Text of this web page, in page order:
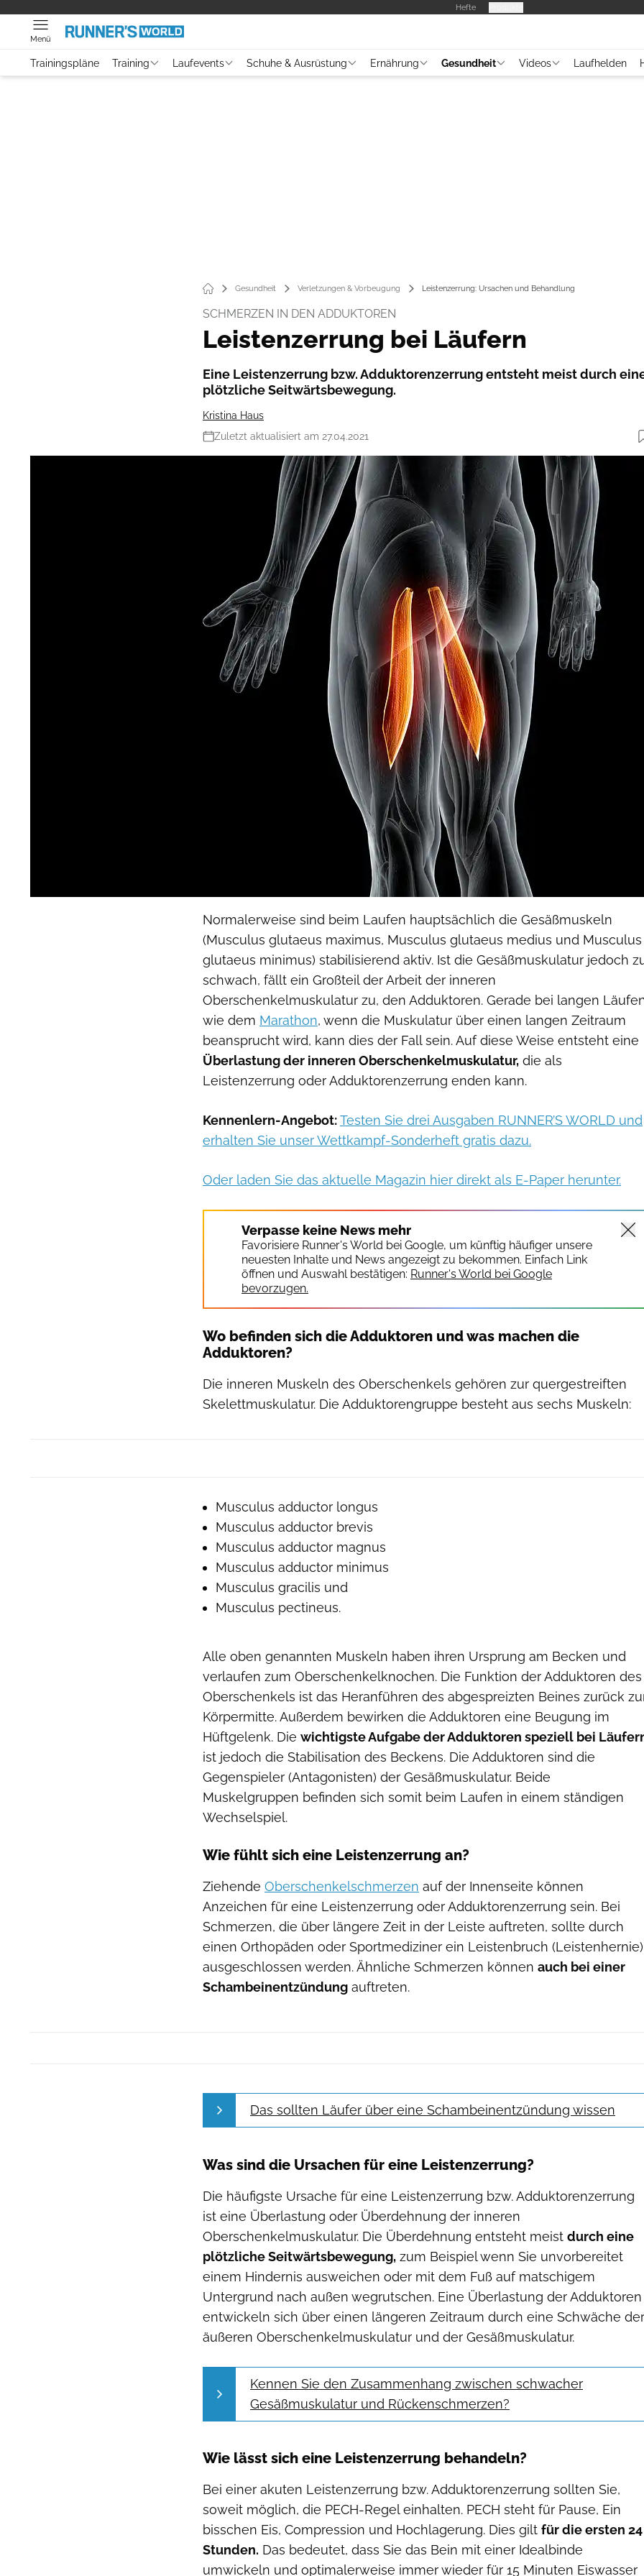
Hefte
Menü
Trainingspläne Training Laufevents Schuhe & Ausrüstung Ernährung Gesundheit Videos Laufhelden
Gesundheit Verletzungen & Vorbeugung Leistenzerrung: Ursachen und Behandlung
SCHMERZEN IN DEN ADDUKTOREN
Leistenzerrung bei Läufern
Eine Leistenzerrung bzw. Adduktorenzerrung entsteht meist durch
plötzliche Seitwärtsbewegung.
Kristina Haus
Zuletzt aktualisiert am 27.04.2021
Normalerweise sind beim Laufen hauptsächlich die Gesäßmuskeln
(Musculus glutaeus maximus, Musculus glutaeus medius und Musculus
glutaeus minimus) stabilisierend aktiv. Ist die Gesäßmuskulatur jedoch
schwach, fällt ein Großteil der Arbeit der inneren
Oberschenkelmuskulatur zu, den Adduktoren. Gerade bei langen
wie dem Marathon, wenn die Muskulatur über einen langen Zeitraum
beansprucht wird, kann dies der Fall sein. Auf diese Weise entsteht eine
Überlastung der inneren Oberschenkelmuskulatur, die als
Leistenzerrung oder Adduktorenzerrung enden kann.
Kennenlern-Angebot:Testen Sie drei Ausgaben RUNNER’S WORLD und
erhalten Sie unser Wettkampf-Sonderheft gratis dazu.
Oder laden Sie das aktuelle Magazin hier direkt als E-Paper herunter.
Verpasse keine News mehr
Favorisiere Runner's World bei Google, um künftig häufiger unsere
neuesten Inhalte und News angezeigt zu bekommen. Einfach Link
öffnen und Auswahl bestätigen: Runner's World bei Google
bevorzugen.
Wo befinden sich die Adduktoren und was machen die
Adduktoren?
Die inneren Muskeln des Oberschenkels gehören zur quergestreiften
Skelettmuskulatur. Die Adduktorengruppe besteht aus sechs Muskeln:
Musculus adductor longus
Musculus adductor brevis
Musculus adductor magnus
Musculus adductor minimus
Musculus gracilis und
Musculus pectineus.
Alle oben genannten Muskeln haben ihren Ursprung am Becken und
verlaufen zum Oberschenkelknochen. Die Funktion der Adduktoren des
Oberschenkels ist das Heranführen des abgespreizten Beines zurück
Körpermitte. Außerdem bewirken die Adduktoren eine Beugung im
Hüftgelenk. Die wichtigste Aufgabe der Adduktoren speziell bei
ist jedoch die Stabilisation des Beckens. Die Adduktoren sind die
Gegenspieler (Antagonisten) der Gesäßmuskulatur. Beide
Muskelgruppen befinden sich somit beim Laufen in einem ständigen
Wechselspiel.
Wie fühlt sich eine Leistenzerrung an?
Ziehende Oberschenkelschmerzen auf der Innenseite können
Anzeichen für eine Leistenzerrung oder Adduktorenzerrung sein. Bei
Schmerzen, die über längere Zeit in der Leiste auftreten, sollte durch
einen Orthopäden oder Sportmediziner ein Leistenbruch (Leistenhernie)
ausgeschlossen werden. Ähnliche Schmerzen können auch bei einer
Schambeinentzündung auftreten.
Das sollten Läufer über eine Schambeinentzündung wissen
Was sind die Ursachen für eine Leistenzerrung?
Die häufigste Ursache für eine Leistenzerrung bzw. Adduktorenzerrung
ist eine Überlastung oder Überdehnung der inneren
Oberschenkelmuskulatur. Die Überdehnung entsteht meist durch eine
plötzliche Seitwärtsbewegung, zum Beispiel wenn Sie unvorbereitet
einem Hindernis ausweichen oder mit dem Fuß auf matschigem
Untergrund nach außen wegrutschen. Eine Überlastung der Adduktoren
entwickeln sich über einen längeren Zeitraum durch eine Schwäche der
äußeren Oberschenkelmuskulatur und der Gesäßmuskulatur.
Kennen Sie den Zusammenhang zwischen schwacher
Gesäßmuskulatur und Rückenschmerzen?
Wie lässt sich eine Leistenzerrung behandeln?
Bei einer akuten Leistenzerrung bzw. Adduktorenzerrung sollten Sie,
soweit möglich, die PECH-Regel einhalten. PECH steht für Pause, Ein
bisschen Eis, Compression und Hochlagerung. Dies gilt für die ersten 24
Stunden. Das bedeutet, dass Sie das Bein mit einer Idealbinde
umwickeln und optimalerweise immer wieder für 15 Minuten Eiswasser